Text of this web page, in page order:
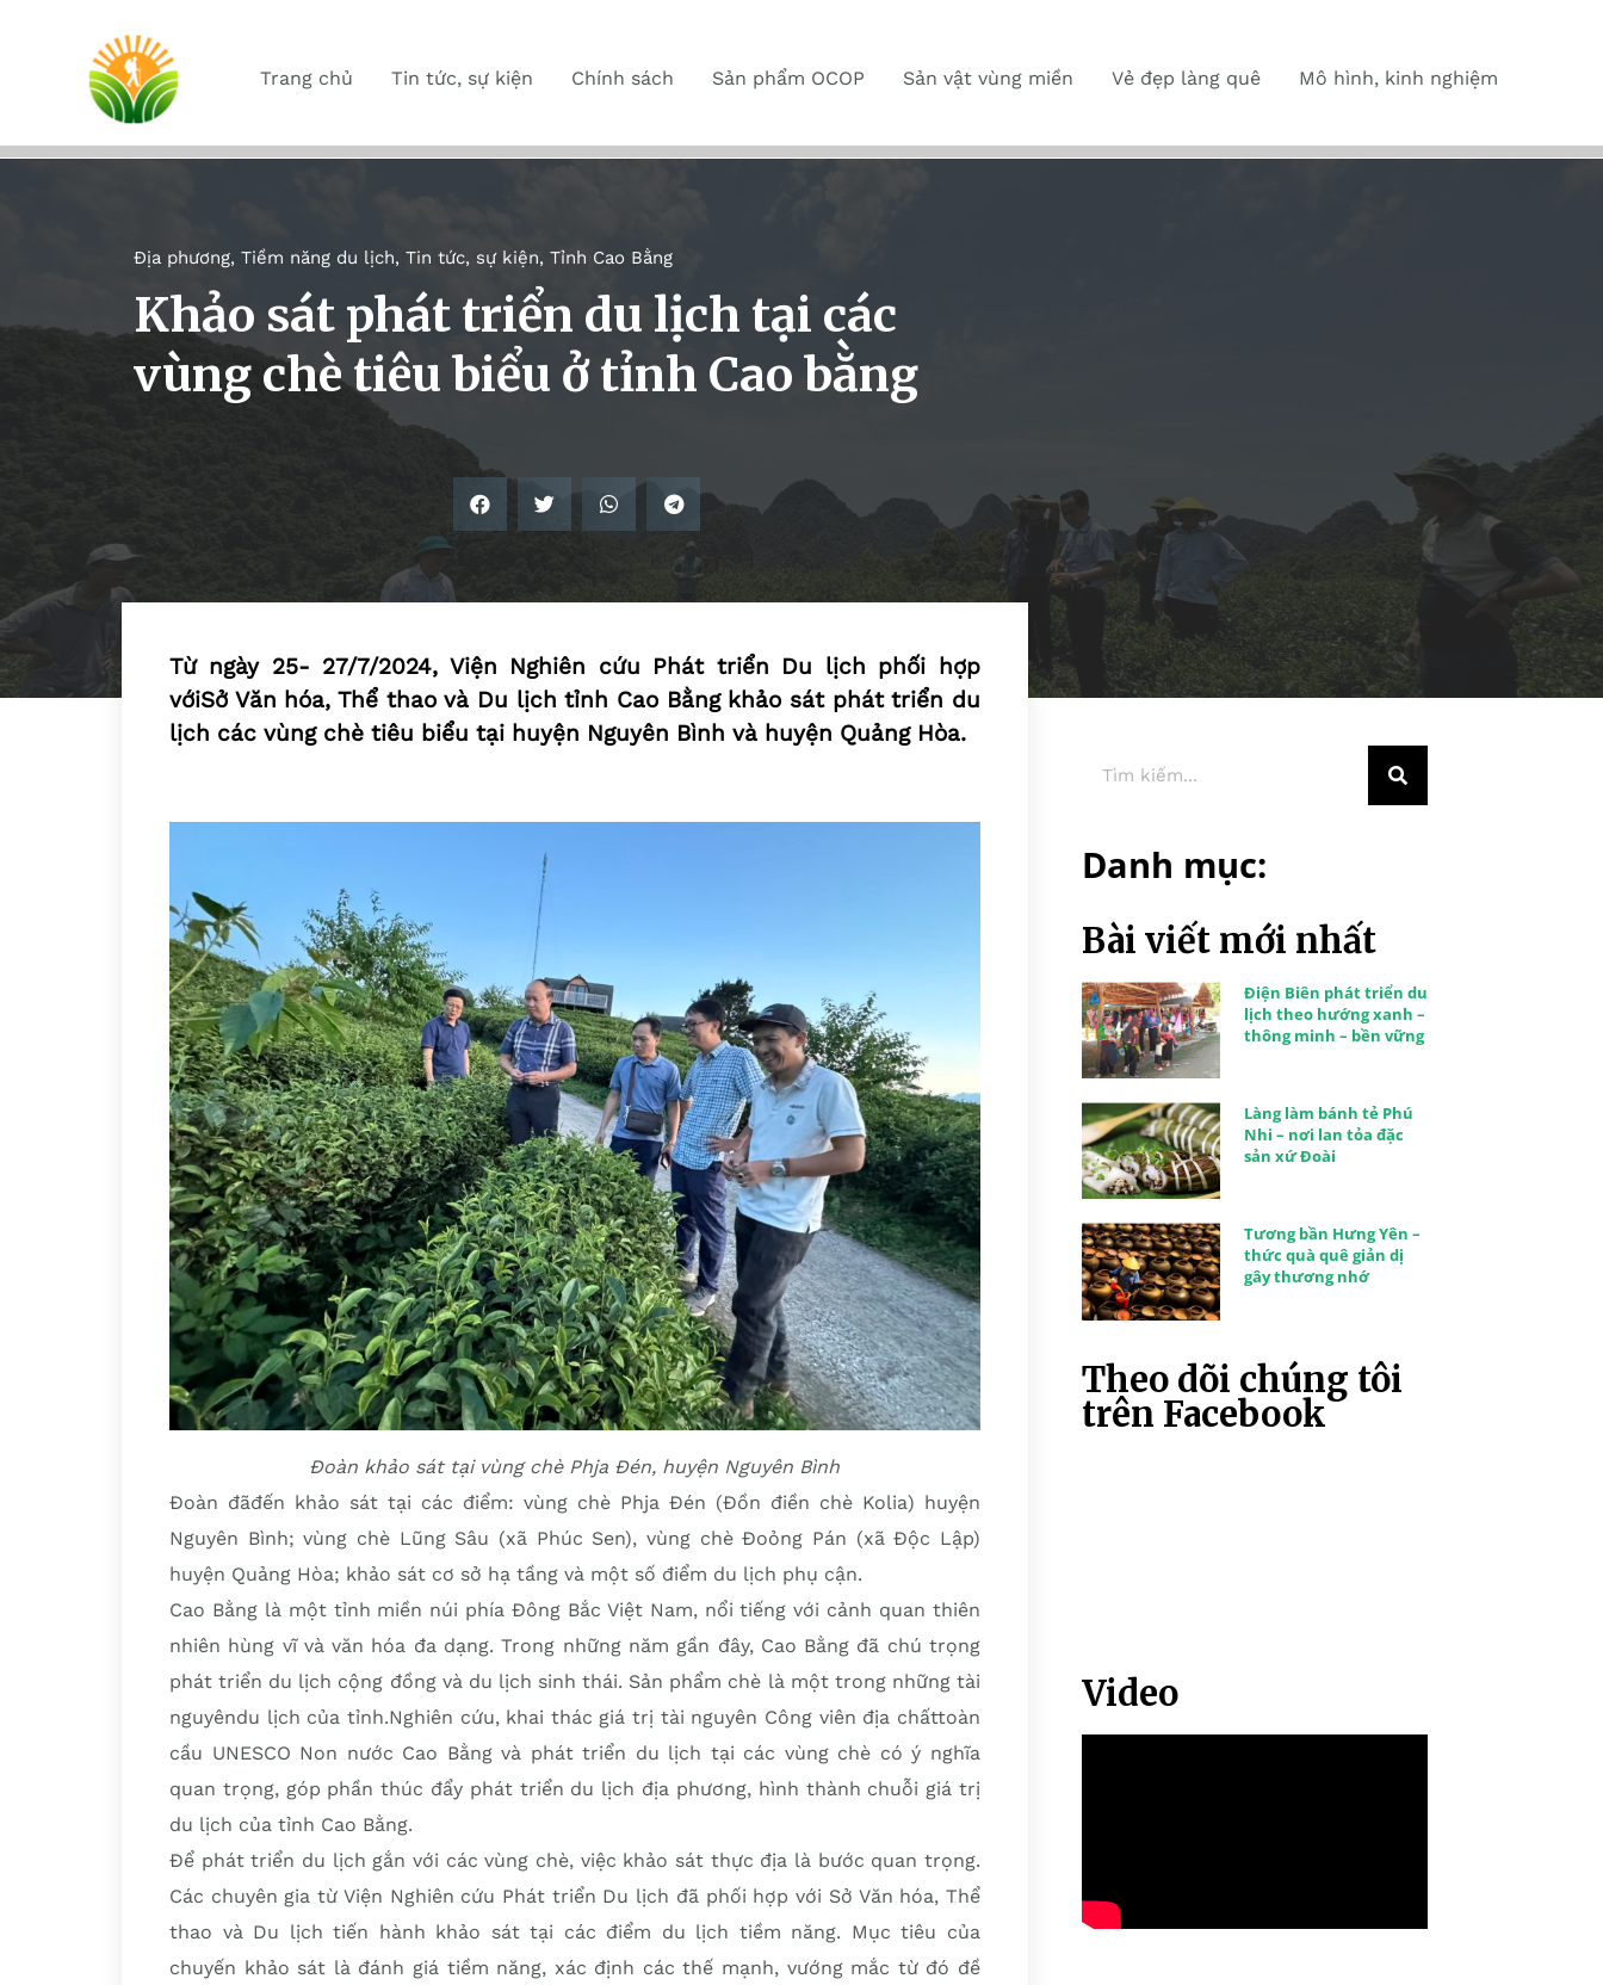
Trang chủ Tin tức, sự kiện Chính sách Sản phẩm OCOP Sản vật vùng miền Vẻ đẹp làng quê Mô hình, kinh nghiệm
Địa phương, Tiềm năng du lịch, Tin tức, sự kiện, Tỉnh Cao Bằng
Khảo sát phát triển du lịch tại các
vùng chè tiêu biểu ở tỉnh Cao bằng
Từ ngày 25- 27/7/2024, Viện Nghiên cứu Phát triển Du lịch phối hợp
vớiSở Văn hóa, Thể thao và Du lịch tỉnh Cao Bằng khảo sát phát triển du
lịch các vùng chè tiêu biểu tại huyện Nguyên Bình và huyện Quảng Hòa.
Đoàn khảo sát tại vùng chè Phja Đén, huyện Nguyên Bình
Đoàn đãđến khảo sát tại các điểm: vùng chè Phja Đén (Đồn điền chè Kolia) huyện
Nguyên Bình; vùng chè Lũng Sâu (xã Phúc Sen), vùng chè Đoỏng Pán (xã Độc Lập)
huyện Quảng Hòa; khảo sát cơ sở hạ tầng và một số điểm du lịch phụ cận.
Cao Bằng là một tỉnh miền núi phía Đông Bắc Việt Nam, nổi tiếng với cảnh quan thiên
nhiên hùng vĩ và văn hóa đa dạng. Trong những năm gần đây, Cao Bằng đã chú trọng
phát triển du lịch cộng đồng và du lịch sinh thái. Sản phẩm chè là một trong những tài
nguyêndu lịch của tỉnh.Nghiên cứu, khai thác giá trị tài nguyên Công viên địa chấttoàn
cầu UNESCO Non nước Cao Bằng và phát triển du lịch tại các vùng chè có ý nghĩa
quan trọng, góp phần thúc đẩy phát triển du lịch địa phương, hình thành chuỗi giá trị
du lịch của tỉnh Cao Bằng.
Để phát triển du lịch gắn với các vùng chè, việc khảo sát thực địa là bước quan trọng.
Các chuyên gia từ Viện Nghiên cứu Phát triển Du lịch đã phối hợp với Sở Văn hóa, Thể
thao và Du lịch tiến hành khảo sát tại các điểm du lịch tiềm năng. Mục tiêu của
chuyến khảo sát là đánh giá tiềm năng, xác định các thế mạnh, vướng mắc từ đó đề
Danh mục:
Bài viết mới nhất
Điện Biên phát triển du
lịch theo hướng xanh –
thông minh – bền vững
Làng làm bánh tẻ Phú
Nhi – nơi lan tỏa đặc
sản xứ Đoài
Tương bần Hưng Yên –
thức quà quê giản dị
gây thương nhớ
Theo dõi chúng tôi
trên Facebook
Video